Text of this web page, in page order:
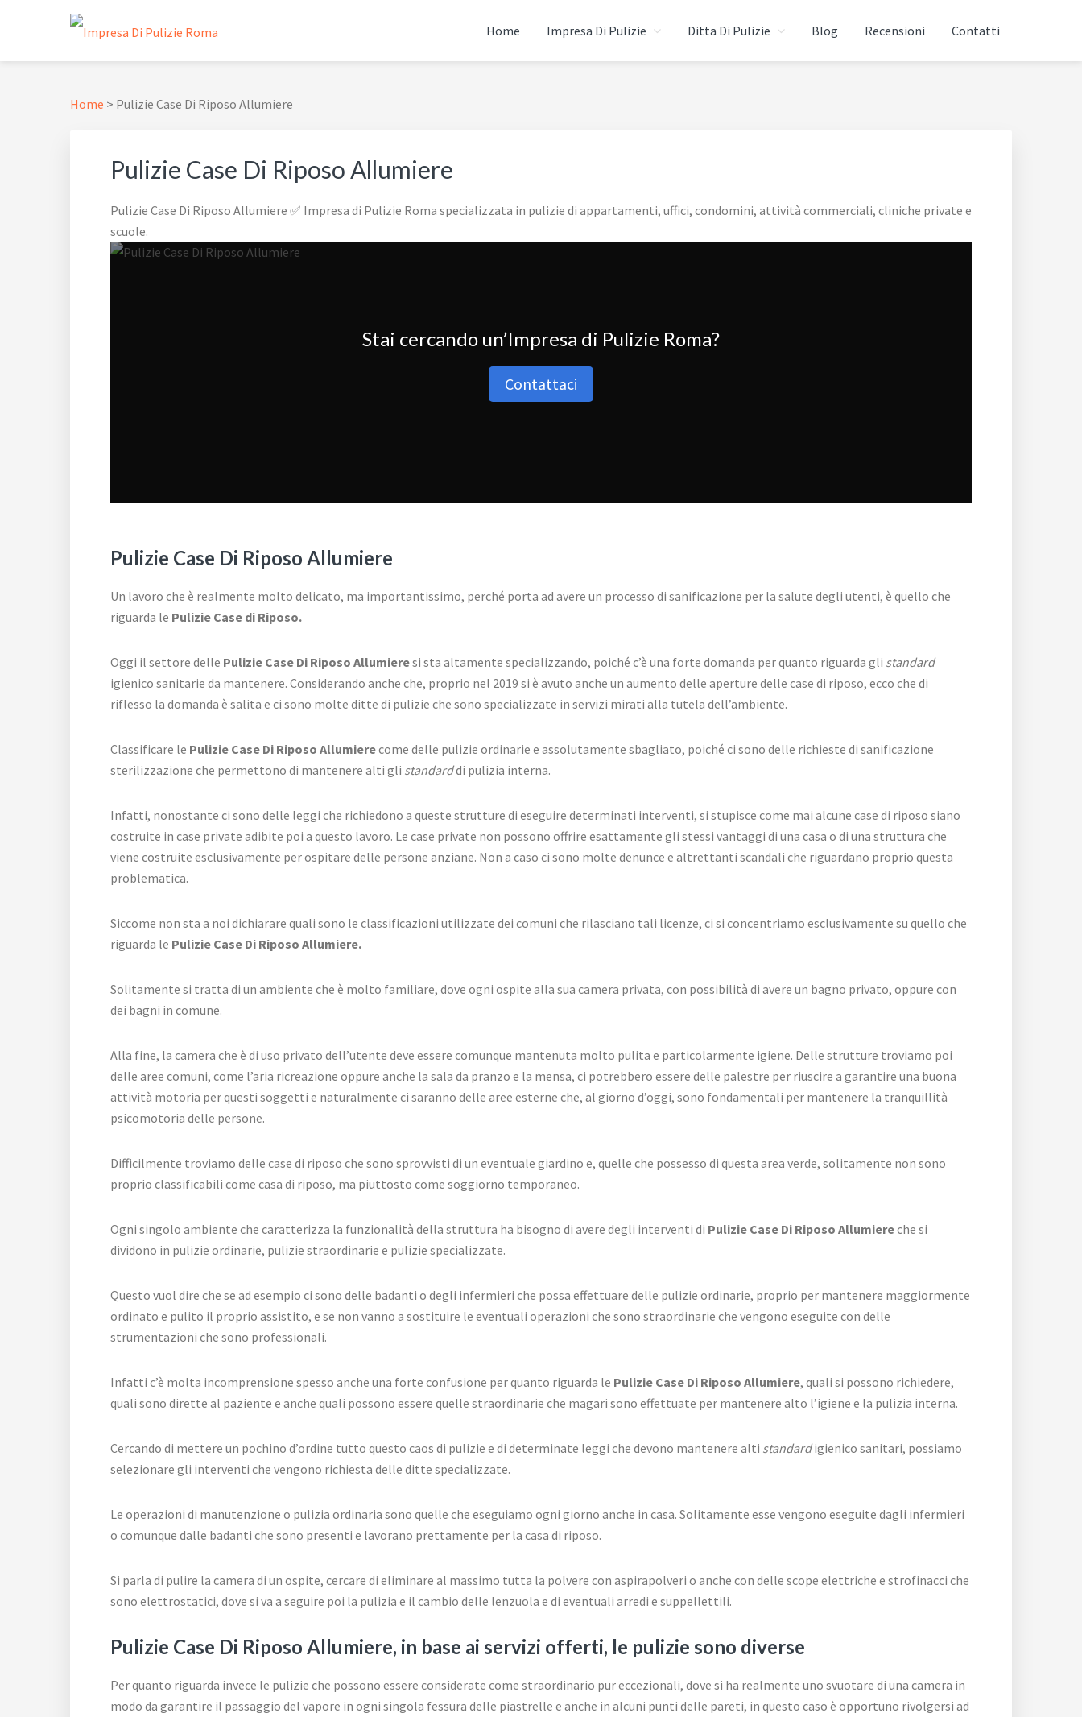
IMPRESA DI PULIZIE ROMA
✅ Abitazioni e Attività Commerciali
Home Impresa Di Pulizie Ditta Di Pulizie Blog Recensioni Contatti
Home > Pulizie Case Di Riposo Allumiere
Pulizie Case Di Riposo Allumiere
Pulizie Case Di Riposo Allumiere ✅ Impresa di Pulizie Roma specializzata in pulizie di appartamenti, uffici, condomini, attività commerciali, cliniche private e
scuole.
Stai cercando un’Impresa di Pulizie Roma?
Contattaci
Pulizie Case Di Riposo Allumiere
Un lavoro che è realmente molto delicato, ma importantissimo, perché porta ad avere un processo di sanificazione per la salute degli utenti, è quello che
riguarda le Pulizie Case di Riposo.
Oggi il settore delle Pulizie Case Di Riposo Allumieresi sta altamente specializzando, poiché c’è una forte domanda per quanto riguarda gli standard
igienico sanitarie da mantenere. Considerando anche che, proprio nel 2019 si è avuto anche un aumento delle aperture delle case di riposo, ecco che di
riflesso la domanda è salita e ci sono molte ditte di pulizie che sono specializzate in servizi mirati alla tutela dell’ambiente.
Classificare le Pulizie Case Di Riposo Allumierecome delle pulizie ordinarie e assolutamente sbagliato, poiché ci sono delle richieste di sanificazione
sterilizzazione che permettono di mantenere alti gli standarddi pulizia interna.
Infatti, nonostante ci sono delle leggi che richiedono a queste strutture di eseguire determinati interventi, si stupisce come mai alcune case di riposo siano
costruite in case private adibite poi a questo lavoro. Le case private non possono offrire esattamente gli stessi vantaggi di una casa o di una struttura che
viene costruite esclusivamente per ospitare delle persone anziane. Non a caso ci sono molte denunce e altrettanti scandali che riguardano proprio questa
problematica.
Siccome non sta a noi dichiarare quali sono le classificazioni utilizzate dei comuni che rilasciano tali licenze, ci si concentriamo esclusivamente su quello che
riguarda le Pulizie Case Di Riposo Allumiere.
Solitamente si tratta di un ambiente che è molto familiare, dove ogni ospite alla sua camera privata, con possibilità di avere un bagno privato, oppure con
dei bagni in comune.
Alla fine, la camera che è di uso privato dell’utente deve essere comunque mantenuta molto pulita e particolarmente igiene. Delle strutture troviamo poi
delle aree comuni, come l’aria ricreazione oppure anche la sala da pranzo e la mensa, ci potrebbero essere delle palestre per riuscire a garantire una buona
attività motoria per questi soggetti e naturalmente ci saranno delle aree esterne che, al giorno d’oggi, sono fondamentali per mantenere la tranquillità
psicomotoria delle persone.
Difficilmente troviamo delle case di riposo che sono sprovvisti di un eventuale giardino e, quelle che possesso di questa area verde, solitamente non sono
proprio classificabili come casa di riposo, ma piuttosto come soggiorno temporaneo.
Ogni singolo ambiente che caratterizza la funzionalità della struttura ha bisogno di avere degli interventi di Pulizie Case Di Riposo Allumiereche si
dividono in pulizie ordinarie, pulizie straordinarie e pulizie specializzate.
Questo vuol dire che se ad esempio ci sono delle badanti o degli infermieri che possa effettuare delle pulizie ordinarie, proprio per mantenere maggiormente
ordinato e pulito il proprio assistito, e se non vanno a sostituire le eventuali operazioni che sono straordinarie che vengono eseguite con delle
strumentazioni che sono professionali.
Infatti c’è molta incomprensione spesso anche una forte confusione per quanto riguarda le Pulizie Case Di Riposo Allumiere, quali si possono richiedere,
quali sono dirette al paziente e anche quali possono essere quelle straordinarie che magari sono effettuate per mantenere alto l’igiene e la pulizia interna.
Cercando di mettere un pochino d’ordine tutto questo caos di pulizie e di determinate leggi che devono mantenere alti standardigienico sanitari, possiamo
selezionare gli interventi che vengono richiesta delle ditte specializzate.
Le operazioni di manutenzione o pulizia ordinaria sono quelle che eseguiamo ogni giorno anche in casa. Solitamente esse vengono eseguite dagli infermieri
o comunque dalle badanti che sono presenti e lavorano prettamente per la casa di riposo.
Si parla di pulire la camera di un ospite, cercare di eliminare al massimo tutta la polvere con aspirapolveri o anche con delle scope elettriche e strofinacci che
sono elettrostatici, dove si va a seguire poi la pulizia e il cambio delle lenzuola e di eventuali arredi e suppellettili.
Pulizie Case Di Riposo Allumiere, in base ai servizi offerti, le pulizie sono diverse
Per quanto riguarda invece le pulizie che possono essere considerate come straordinario pur eccezionali, dove si ha realmente uno svuotare di una camera in
modo da garantire il passaggio del vapore in ogni singola fessura delle piastrelle e anche in alcuni punti delle pareti, in questo caso è opportuno rivolgersi ad